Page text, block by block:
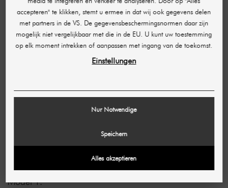
KOOP NU
Eenvoudige bediening en comfortabel in gebruik
Terwijl uw klanten volledig ontspannen, profiteert u van
het gebruiksvriendelijke ontwerp van de Bodyforming
Model 1.
accepteren" te klikken, stemt u ermee in dat wij ook gegevens delen
met partners in de VS. De gegevensbeschermingsnormen daar zijn
mogelijk niet vergelijkbaar met die in de EU. U kunt uw toestemming
op elk moment intrekken of aanpassen met ingang van de toekomst.
Einstellungen
Nur Notwendige
Speichern
Alles akzeptieren